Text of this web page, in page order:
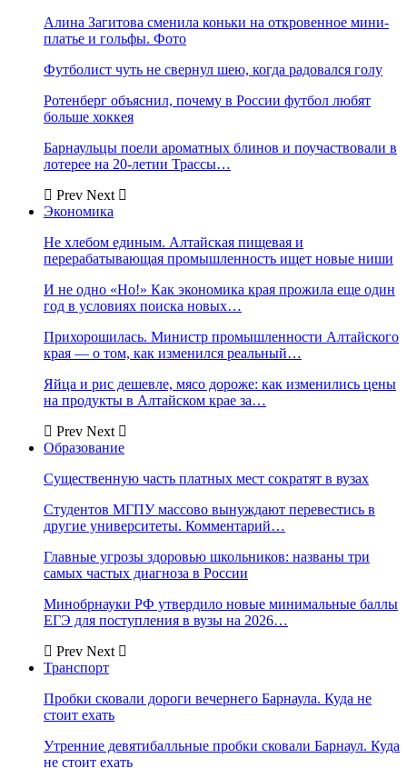
Алина Загитова сменила коньки на откровенное мини-
платье и гольфы. Фото
Футболист чуть не свернул шею, когда радовался голу
Ротенберг объяснил, почему в России футбол любят
больше хоккея
Барнаульцы поели ароматных блинов и поучаствовали в
лотерее на 20-летии Трассы…
Prev Next
Экономика
Не хлебом единым. Алтайская пищевая и
перерабатывающая промышленность ищет новые ниши
И не одно «Но!» Как экономика края прожила еще один
год в условиях поиска новых…
Прихорошилась. Министр промышленности Алтайского
края — о том, как изменился реальный…
Яйца и рис дешевле, мясо дороже: как изменились цены
на продукты в Алтайском крае за…
Prev Next
Образование
Существенную часть платных мест сократят в вузах
Студентов МГПУ массово вынуждают перевестись в
другие университеты. Комментарий…
Главные угрозы здоровью школьников: названы три
самых частых диагноза в России
Минобрнауки РФ утвердило новые минимальные баллы
ЕГЭ для поступления в вузы на 2026…
Prev Next
Транспорт
Пробки сковали дороги вечернего Барнаула. Куда не
стоит ехать
Утренние девятибалльные пробки сковали Барнаул. Куда
не стоит ехать